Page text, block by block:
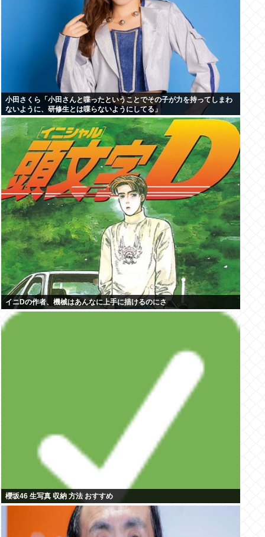
小田さくら「小田さんと喋ったということでその子が力を持ってしまわ
ないように、研修生とは喋らないようにしてる」
イニDの作者、機械はあんなに上手に描けるのにさ
櫻坂46 生写真 収納 方法 おすすめ